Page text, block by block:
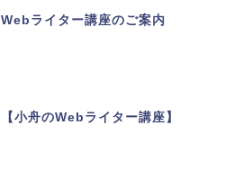
Webライター講座のご案内
【小舟のWebライター講座】